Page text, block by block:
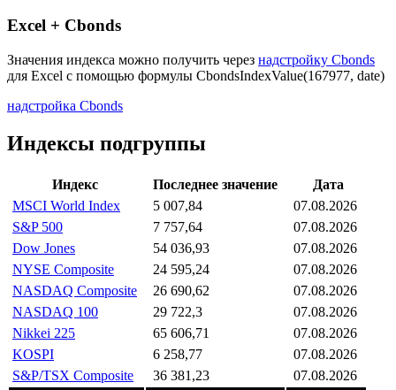
Excel + Cbonds
Значения индекса можно получить через надстройку Cbonds
для Excel с помощью формулы CbondsIndexValue(167977, date)
надстройка Cbonds
Индексы подгруппы
Индекс Последнее значение
Дата
MSCI World Index
5 007,84
07.08.2026
S&P 500
7 757,64
07.08.2026
Dow Jones
54 036,93
07.08.2026
NYSE Composite
24 595,24
07.08.2026
NASDAQ Composite
26 690,62
07.08.2026
NASDAQ 100
29 722,3
07.08.2026
Nikkei 225
65 606,71
07.08.2026
KOSPI
6 258,77
07.08.2026
S&P/TSX Composite
36 381,23
07.08.2026